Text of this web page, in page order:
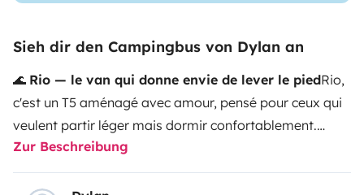
Sieh dir den Campingbus von Dylan an
🌊 Rio — le van qui donne envie de lever le piedRio,
c'est un T5 aménagé avec amour, pensé pour ceux qui
veulent partir léger mais dormir confortablement.
Discret, compact, facile à conduire — il se glisse
partout où l'aventure vous emmène.🛞Sur la routeRio
Zur Beschreibung